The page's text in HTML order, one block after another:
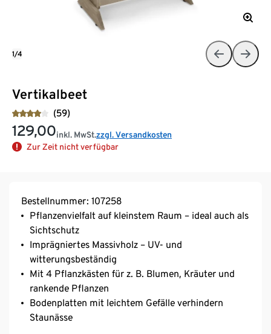
Vertikalbeet
(59)
129,00inkl. MwSt.zzgl. Versandkosten
Zur Zeit nicht verfügbar
1/4
Bestellnummer: 107258
Pflanzenvielfalt auf kleinstem Raum – ideal auch als
Sichtschutz
Imprägniertes Massivholz – UV- und
witterungsbeständig
Mit 4 Pflanzkästen für z. B. Blumen, Kräuter und
rankende Pflanzen
Bodenplatten mit leichtem Gefälle verhindern
Staunässe